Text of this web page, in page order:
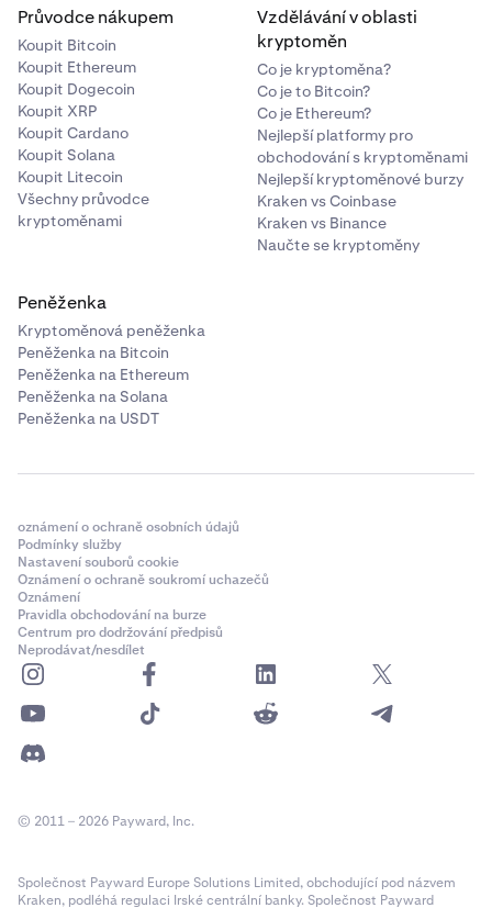
Průvodce nákupem
Koupit Bitcoin
Koupit Ethereum
Koupit Dogecoin
Koupit XRP
Koupit Cardano
Koupit Solana
Koupit Litecoin
Všechny průvodce
kryptoměnami
Vzdělávání v oblasti
kryptoměn
Co je kryptoměna?
Co je to Bitcoin?
Co je Ethereum?
Nejlepší platformy pro
obchodování s kryptoměnami
Nejlepší kryptoměnové burzy
Kraken vs Coinbase
Kraken vs Binance
Naučte se kryptoměny
Peněženka
Kryptoměnová peněženka
Peněženka na Bitcoin
Peněženka na Ethereum
Peněženka na Solana
Peněženka na USDT
oznámení o ochraně osobních údajů
Podmínky služby
Nastavení souborů cookie
Oznámení o ochraně soukromí uchazečů
Oznámení
Pravidla obchodování na burze
Centrum pro dodržování předpisů
Neprodávat/nesdílet
© 2011 – 2026 Payward, Inc.
Společnost Payward Europe Solutions Limited, obchodující pod názvem
Kraken, podléhá regulaci Irské centrální banky. Společnost Payward